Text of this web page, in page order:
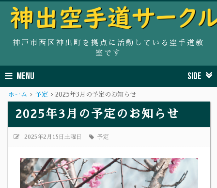
神戸市西区神出町を拠点に活動している空手道教
室です
MENU SIDE
ホーム 予定 2025年3月の予定のお知らせ
2025年3月の予定のお知らせ
2025年2月15日土曜日 予定